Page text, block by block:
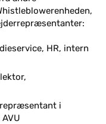
HR, intern
i